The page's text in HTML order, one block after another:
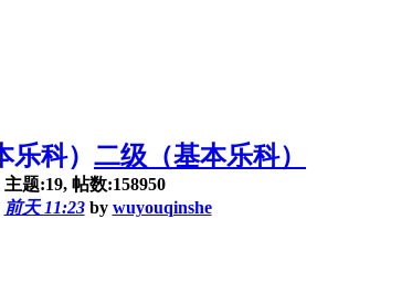
二级（基本乐科）
主题:19, 帖数:158950
前天 11:23by wuyouqinshe